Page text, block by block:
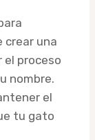
crear una
el proceso
nombre.
el
tu gato